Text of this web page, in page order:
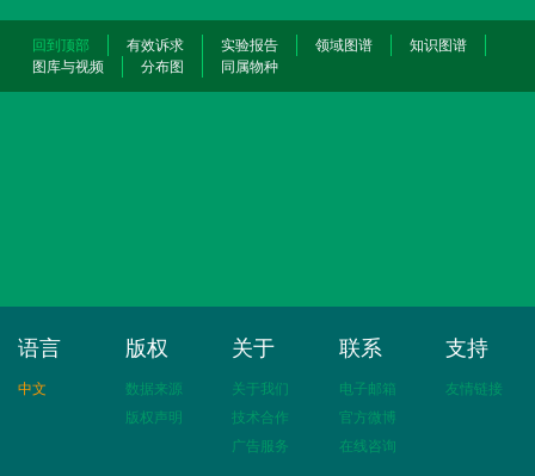
回到顶部 有效诉求 实验报告 领域图谱
知识图谱
图库与视频
分布图 同属物种
语言
中文
版权
数据来源
版权声明
关于
关于我们
技术合作
广告服务
联系
电子邮箱
官方微博
在线咨询
支持
友情链接